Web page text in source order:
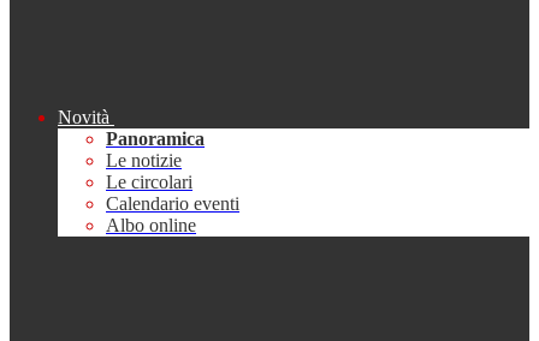
Novità
Panoramica
Le notizie
Le circolari
Calendario eventi
Albo online